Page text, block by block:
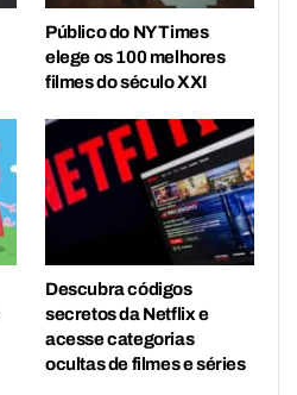
Público do NY Times
elege os 100 melhores
filmes do século XXI
Descubra códigos
secretos da Netflix e
acesse categorias
ocultas de filmes e séries